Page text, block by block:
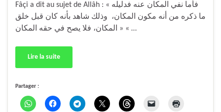
Fâçi a dit au sujet de Allâh : « فأما نفي المكان عنه فدليله
ما ذكره من أنه مكون المكان، وذلك شاهد بأنه كان قبل خلق
المكان، فلا يصح في حقه المكان » « …
Lire la suite
Partager :